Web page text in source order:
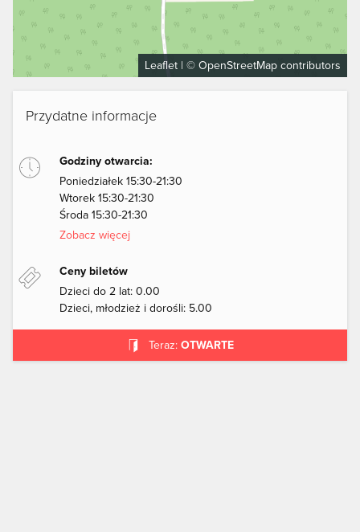
Leaflet | © OpenStreetMap contributors
Przydatne informacje
Godziny otwarcia:
Poniedziałek 15:30-21:30
Wtorek 15:30-21:30
Środa 15:30-21:30
Zobacz więcej
Ceny biletów
Dzieci do 2 lat: 0.00
Dzieci, młodzież i dorośli: 5.00
Teraz: OTWARTE